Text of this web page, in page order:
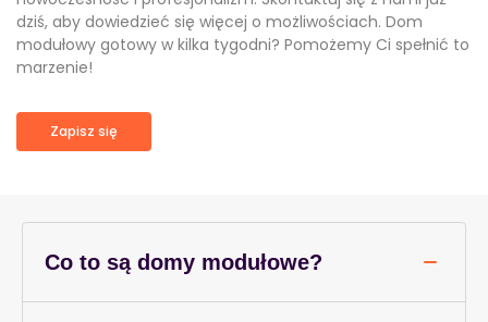
dziś, aby dowiedzieć się więcej o możliwościach. Dom
modułowy gotowy w kilka tygodni? Pomożemy Ci spełnić to
marzenie!
Zapisz się
Co to są domy modułowe?